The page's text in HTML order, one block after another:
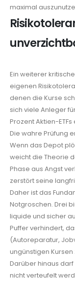
maximal
Ein weiterer
eigenen
denen die Kurse
sich viele Anleger
Prozent Aktien-
Die wahre Prüfung
Wenn das Depot
weicht die Theorie
Phase aus Angst
zerstört seine
Daher ist das
Notgroschen. Drei
liquide und sicher
Puffer verhindert,
(Autoreparatur,
ungünstigen
Darüber hinaus
nicht verteufelt